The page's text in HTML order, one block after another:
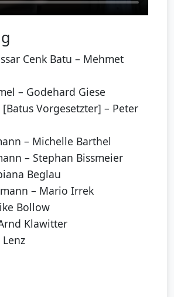
Cenk Batu – Mehmet
– Godehard Giese
Vorgesetzter] – Peter
– Michelle Barthel
– Stephan Bissmeier
Beglau
– Mario Irrek
Bollow
Klawitter
Lenz